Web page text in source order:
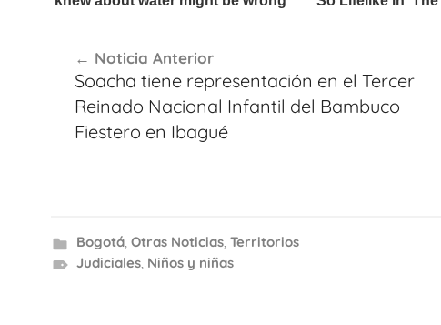
de
entradas
Noticia Anterior
Soacha tiene representación en el Tercer
Reinado Nacional Infantil del Bambuco
Fiestero en Ibagué
Bogotá, Otras Noticias, Territorios
Judiciales, Niños y niñas